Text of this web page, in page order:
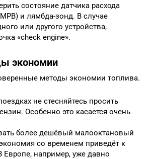
состояние датчика расхода
и лямбда-зонд. В случае
или другого устройства,
«check engine».
экономии
методы экономии топлива.
не стесняйтесь просить
Особенно это касается очень
более дешёвый малооктановый
со временем приведёт к
Европе, например, уже давно